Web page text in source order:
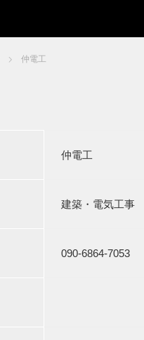
仲電工
仲電工
建築・電気工事
090-6864-7053